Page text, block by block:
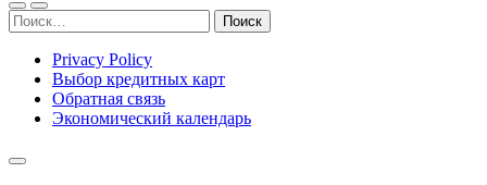
Найти:
Privacy Policy
Выбор кредитных карт
Обратная связь
Экономический календарь